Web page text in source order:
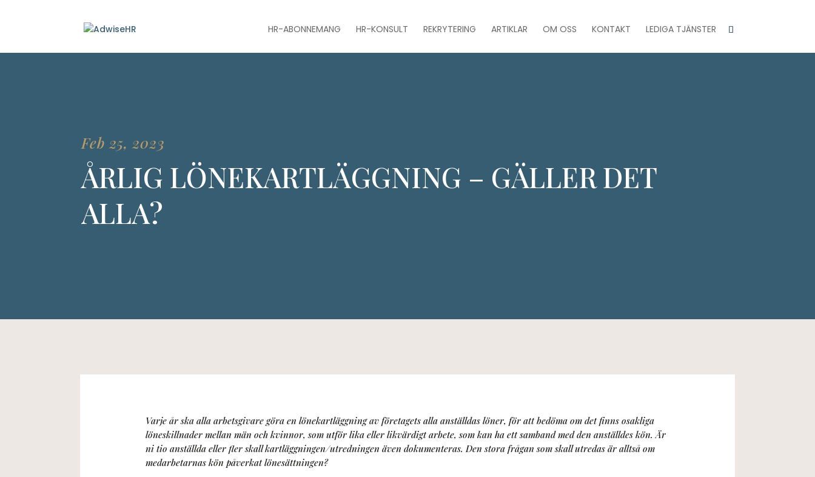
HR-ABONNEMANG HR-KONSULT REKRYTERING ARTIKLAR OM OSS KONTAKT LEDIGA TJÄNSTER
Feb 25, 2023
ÅRLIG LÖNEKARTLÄGGNING – GÄLLER DET
ALLA?
Varje år ska alla arbetsgivare göra en lönekartläggning av företagets alla anställdas löner, för att bedöma om det finns osakliga
löneskillnader mellan män och kvinnor, som utför lika eller likvärdigt arbete, som kan ha ett samband med den anställdes kön. Är
ni tio anställda eller fler skall kartläggningen/utredningen även dokumenteras. Den stora frågan som skall utredas är alltså om
medarbetarnas kön påverkat lönesättningen?